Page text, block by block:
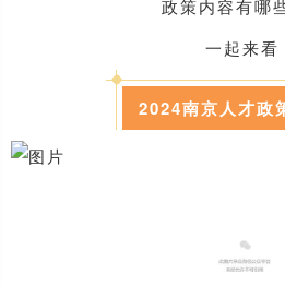
政策内容有哪
一起来看
2024南京人才政